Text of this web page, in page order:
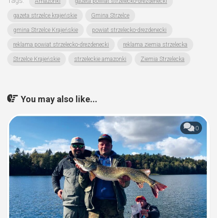
gazeta strzelce krajeńskie Gmina Strzelce
gmina Strzelce Krajeńskie powiat strzelecko-drezdenecki
reklama powiat strzelecko-drezdenecki reklama ziemia strzelecka
Strzelce Krajeńskie strzeleckie amazonki Ziemia Strzelecka
You may also like...
0